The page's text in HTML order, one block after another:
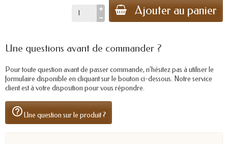
Ajouter au panier
Une questions avant de commander ?
Pour toute question avant de passer commande, n'hésitez pas à utiliser le
formulaire disponible en cliquant sur le bouton ci-dessous. Notre service
client est à votre disposition pour vous répondre.
help_outlineUne question sur le produit ?